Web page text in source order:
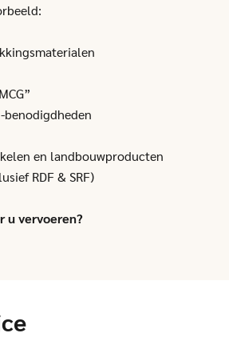
benodigdheden
en landbouwproducten
RDF & SRF)
u vervoeren?